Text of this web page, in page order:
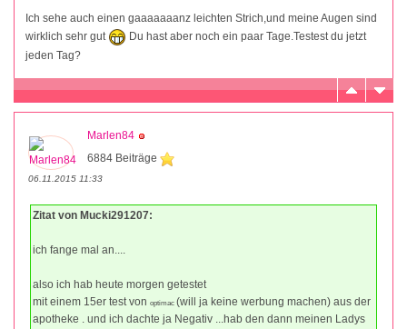
Ich sehe auch einen gaaaaaaanz leichten Strich,und meine Augen sind
wirklich sehr gut
Du hast aber noch ein paar Tage.Testest du jetzt
jeden Tag?
Marlen84
6884 Beiträge
06.11.2015 11:33
Zitat von Mucki291207:
ich fange mal an....
also ich hab heute morgen getestet
mit einem 15er test von optimac (will ja keine werbung machen) aus der
apotheke . und ich dachte ja Negativ ...hab den dann meinen Ladys